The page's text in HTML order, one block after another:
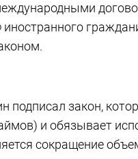
подписал закон,
и обязывает
сокращение